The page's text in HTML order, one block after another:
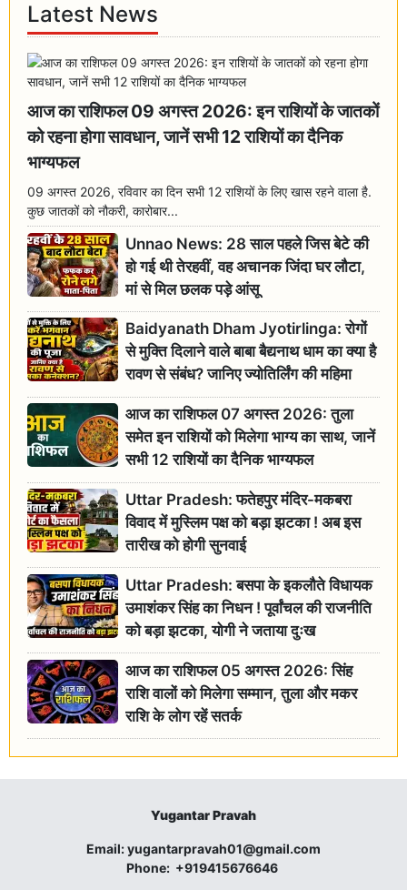
Latest News
आज का राशिफल 09 अगस्त 2026: इन राशियों के जातकों
को रहना होगा सावधान, जानें सभी 12 राशियों का दैनिक
भाग्यफल
09 अगस्त 2026, रविवार का दिन सभी 12 राशियों के लिए खास रहने वाला है.
कुछ जातकों को नौकरी, कारोबार...
Unnao News: 28 साल पहले जिस बेटे की
हो गई थी तेरहवीं, वह अचानक जिंदा घर लौटा,
मां से मिल छलक पड़े आंसू
Baidyanath Dham Jyotirlinga: रोगों
से मुक्ति दिलाने वाले बाबा बैद्यनाथ धाम का क्या है
रावण से संबंध? जानिए ज्योतिर्लिंग की महिमा
आज का राशिफल 07 अगस्त 2026: तुला
समेत इन राशियों को मिलेगा भाग्य का साथ, जानें
सभी 12 राशियों का दैनिक भाग्यफल
Uttar Pradesh: फतेहपुर मंदिर-मकबरा
विवाद में मुस्लिम पक्ष को बड़ा झटका ! अब इस
तारीख को होगी सुनवाई
Uttar Pradesh: बसपा के इकलौते विधायक
उमाशंकर सिंह का निधन ! पूर्वांचल की राजनीति
को बड़ा झटका, योगी ने जताया दुःख
आज का राशिफल 05 अगस्त 2026: सिंह
राशि वालों को मिलेगा सम्मान, तुला और मकर
राशि के लोग रहें सतर्क
Yugantar Pravah
Email:yugantarpravah01@gmail.com
Phone: +919415676646